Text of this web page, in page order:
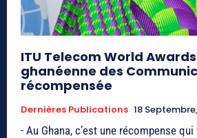
ITU Telecom World
ghanéenne des
récompensée
Dernières Publications 18
- Au Ghana, c’est une récompense